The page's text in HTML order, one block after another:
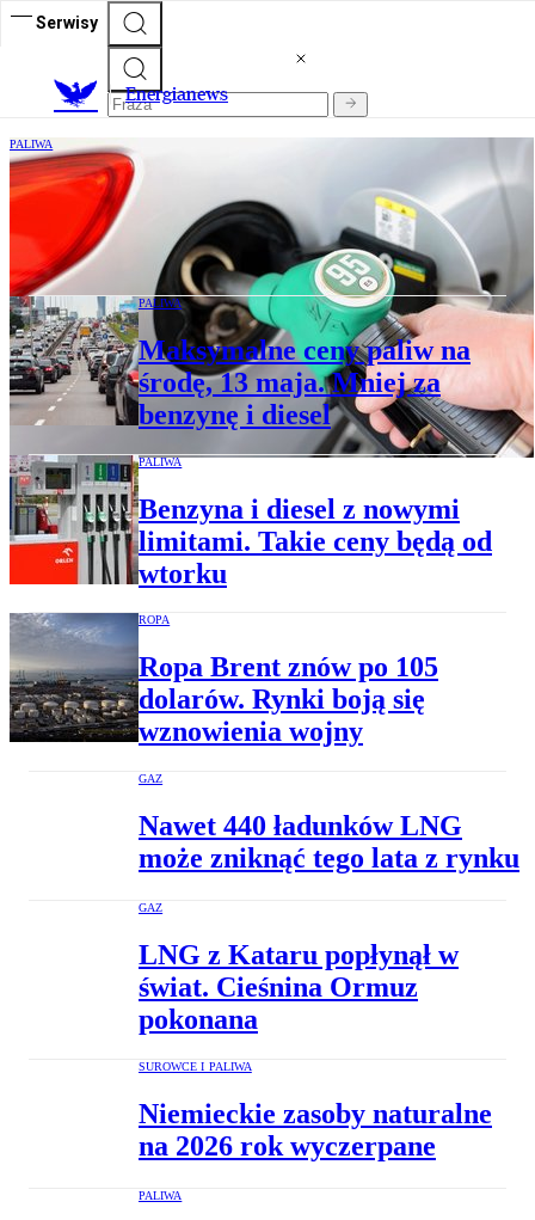
Serwisy
Energianews
PALIWA
Niższe ceny paliw dużo kosztują
podatników. Drogi CPN wprowadzono nie
tylko w Polsce
PALIWA
Maksymalne ceny paliw na
środę, 13 maja. Mniej za
benzynę i diesel
PALIWA
Benzyna i diesel z nowymi
limitami. Takie ceny będą od
wtorku
ROPA
Ropa Brent znów po 105
dolarów. Rynki boją się
wznowienia wojny
GAZ
Nawet 440 ładunków LNG
może zniknąć tego lata z rynku
GAZ
LNG z Kataru popłynął w
świat. Cieśnina Ormuz
pokonana
SUROWCE I PALIWA
Niemieckie zasoby naturalne
na 2026 rok wyczerpane
PALIWA